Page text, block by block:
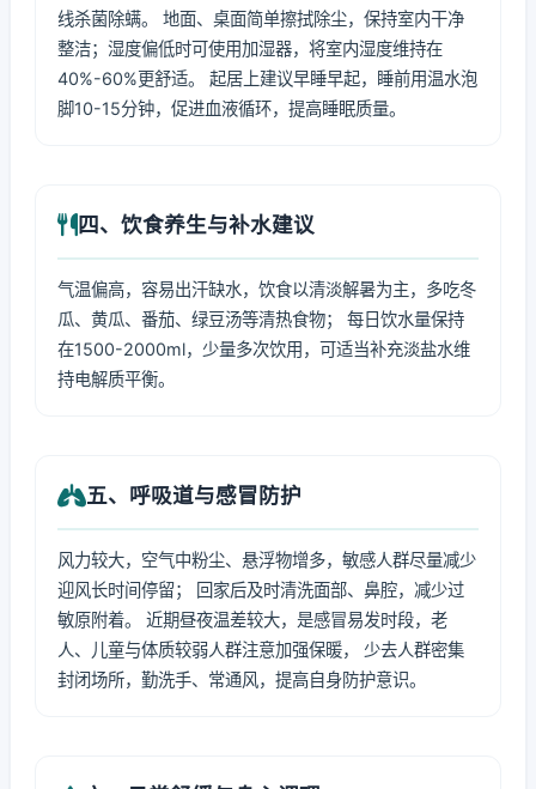
线杀菌除螨。 地面、桌面简单擦拭除尘，保持室内干净
整洁；湿度偏低时可使用加湿器，将室内湿度维持在
40%-60%更舒适。 起居上建议早睡早起，睡前用温水泡
脚10-15分钟，促进血液循环，提高睡眠质量。
四、饮食养生与补水建议
气温偏高，容易出汗缺水，饮食以清淡解暑为主，多吃冬
瓜、黄瓜、番茄、绿豆汤等清热食物； 每日饮水量保持
在1500-2000ml，少量多次饮用，可适当补充淡盐水维
持电解质平衡。
五、呼吸道与感冒防护
风力较大，空气中粉尘、悬浮物增多，敏感人群尽量减少
迎风长时间停留； 回家后及时清洗面部、鼻腔，减少过
敏原附着。 近期昼夜温差较大，是感冒易发时段，老
人、儿童与体质较弱人群注意加强保暖， 少去人群密集
封闭场所，勤洗手、常通风，提高自身防护意识。